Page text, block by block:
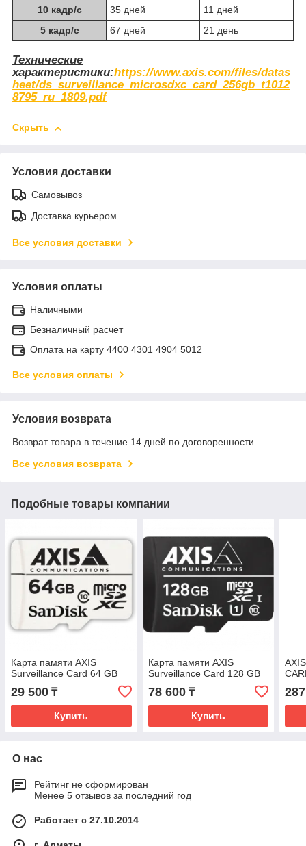
10 кадр/с
35 дней
11 дней
5 кадр/с
67 дней 21 день
Технические
характеристики:https://www.axis.com/files/datas
heet/ds_surveillance_microsdxc_card_256gb_t1012
8795_ru_1809.pdf
Скрыть
Условия доставки
Самовывоз
Доставка курьером
Все условия доставки
Условия оплаты
Наличными
Безналичный расчет
Оплата на карту 4400 4301 4904 5012
Все условия оплаты
Условия возврата
Возврат товара в течение 14 дней по договоренности
Все условия возврата
Подобные товары компании
Карта памяти AXIS
Surveillance Card 64 GB
29 500 ₸
Купить
Карта памяти AXIS
Surveillance Card 128 GB
78 600₸
Купить
О нас
Рейтинг не сформирован
Менее 5 отзывов за последний год
Работает с 27.10.2014